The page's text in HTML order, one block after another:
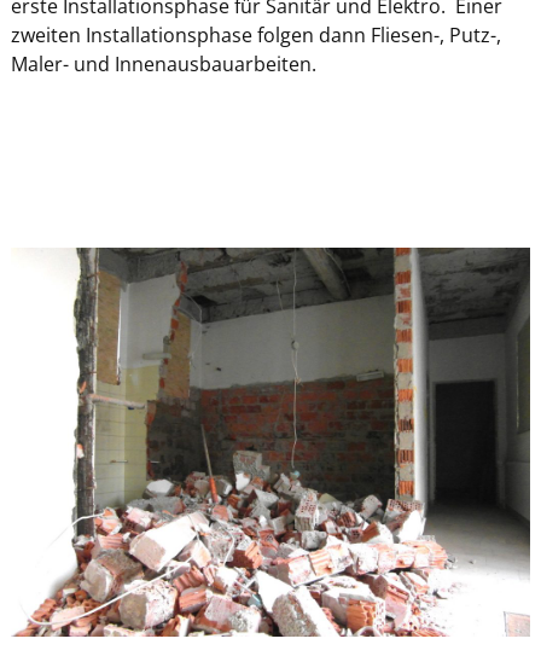
erste Installationsphase für Sanitär und Elektro. Einer
zweiten Installationsphase folgen dann Fliesen-, Putz-,
Maler- und Innenausbauarbeiten.